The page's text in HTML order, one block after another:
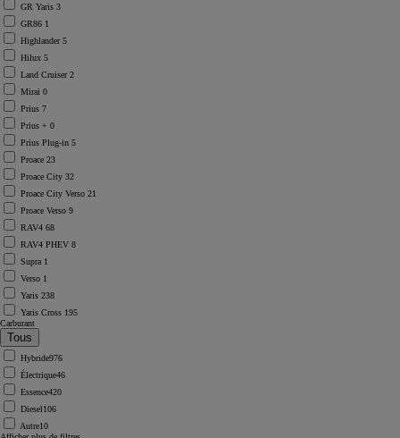
GR Yaris 3
GR86 1
Highlander5
Hilux 5
Land Cruiser2
Mirai 0
Prius 7
Prius + 0
Prius Plug-in 5
Proace 23
Proace City 32
Proace City Verso 21
Proace Verso 9
RAV4 68
RAV4 PHEV 8
Supra 1
Verso 1
Yaris 238
Yaris Cross 195
Carburant
Hybride976
Électrique46
Essence420
Diesel106
Autre10